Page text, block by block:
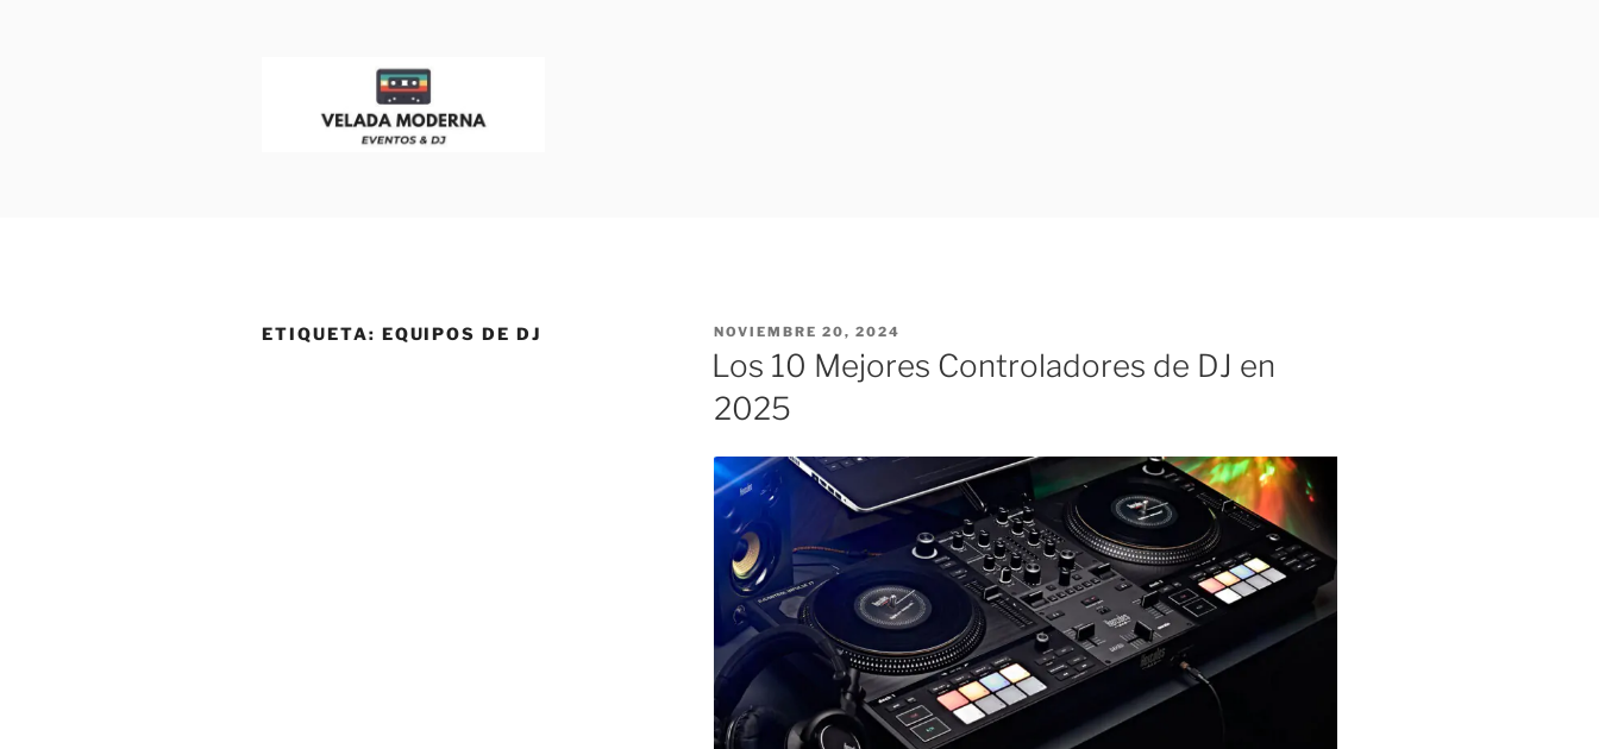
ETIQUETA: EQUIPOS DE DJ NOVIEMBRE 20, 2024
Los 10 Mejores Controladores de DJ en
2025